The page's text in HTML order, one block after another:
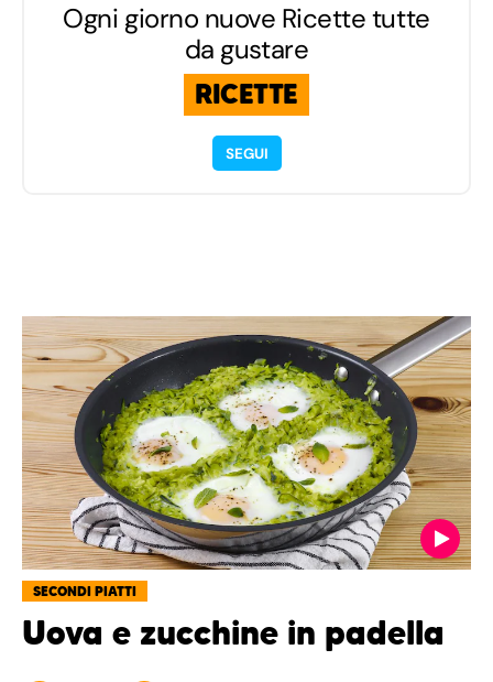
Ogni giorno nuove Ricette tutte
da gustare
RICETTE
SEGUI
SECONDI PIATTI
Uova e zucchine in padella